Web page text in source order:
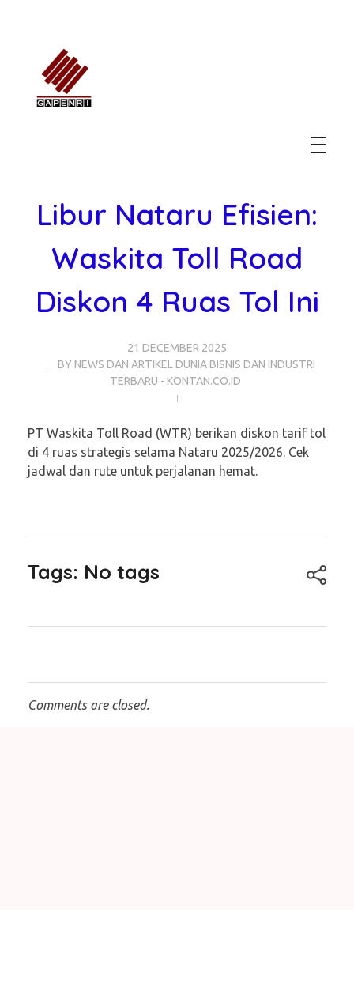
Libur Nataru Efisien:
Waskita Toll Road
Diskon 4 Ruas Tol Ini
21 DECEMBER 2025
BY NEWS DAN ARTIKEL DUNIA BISNIS DAN INDUSTRI
TERBARU - KONTAN.CO.ID
PT Waskita Toll Road (WTR) berikan diskon tarif tol
di 4 ruas strategis selama Nataru 2025/2026. Cek
jadwal dan rute untuk perjalanan hemat.
Tags: No tags
Comments are closed.